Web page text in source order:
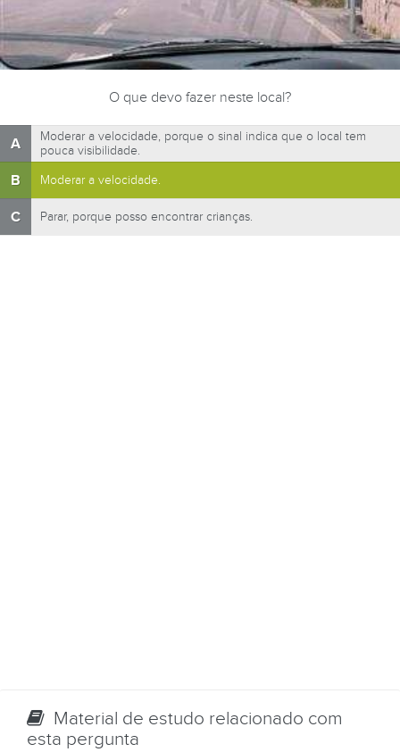
O que devo fazer neste local?
A
Moderar a velocidade, porque o sinal indica que o local tem
pouca visibilidade.
B Moderar a velocidade.
C Parar, porque posso encontrar crianças.
Material de estudo relacionado com
esta pergunta